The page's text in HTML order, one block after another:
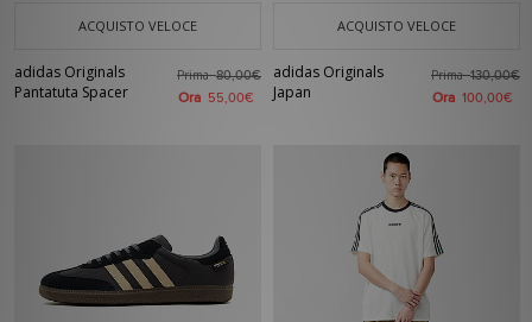
ACQUISTO VELOCE
adidas Originals
Pantatuta Spacer
Prima80,00€
Ora 55,00€
ACQUISTO VELOCE
adidas Originals
Japan
Prima130,00€
Ora 100,00€